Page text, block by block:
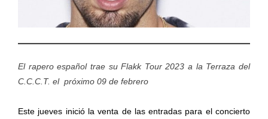
El rapero español trae su Flakk Tour 2023 a la Terraza del
C.C.C.T. el próximo 09 de febrero
Este jueves inició la venta de las entradas para el concierto